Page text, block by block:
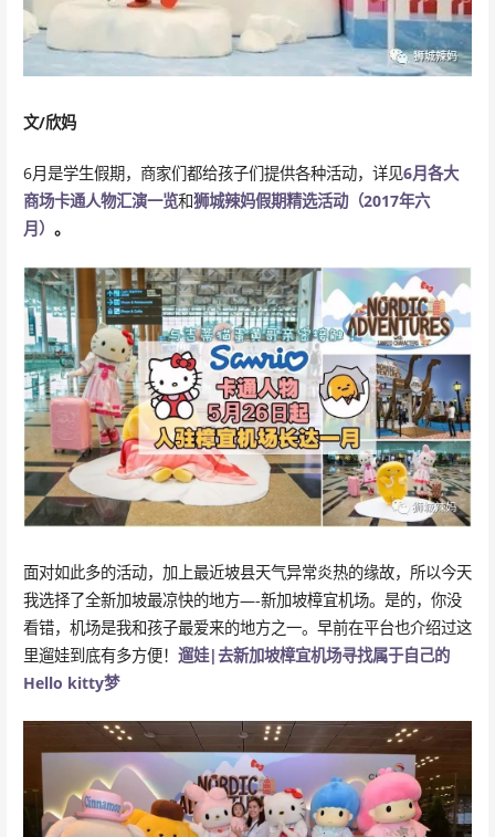
文/欣妈
6月是学生假期，商家们都给孩子们提供各种活动，详见6月各大
商场卡通人物汇演一览和狮城辣妈假期精选活动（2017年六
月） 。
面对如此多的活动，加上最近坡县天气异常炎热的缘故，所以今天
我选择了全新加坡最凉快的地方—-新加坡樟宜机场。是的，你没
看错，机场是我和孩子最爱来的地方之一。早前在平台也介绍过这
里遛娃到底有多方便！ 遛娃|去新加坡樟宜机场寻找属于自己的
Hello kitty梦